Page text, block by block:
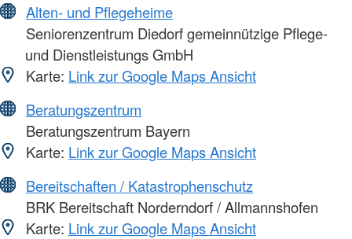
Alten- und Pflegeheime
Seniorenzentrum Diedorf gemeinnützige Pflege-
und Dienstleistungs GmbH
Karte: Link zur Google Maps Ansicht
Beratungszentrum
Beratungszentrum Bayern
Karte: Link zur Google Maps Ansicht
Bereitschaften / Katastrophenschutz
BRK Bereitschaft Norderndorf / Allmannshofen
Karte: Link zur Google Maps Ansicht